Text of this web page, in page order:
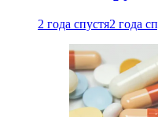
2 года спустя2 года